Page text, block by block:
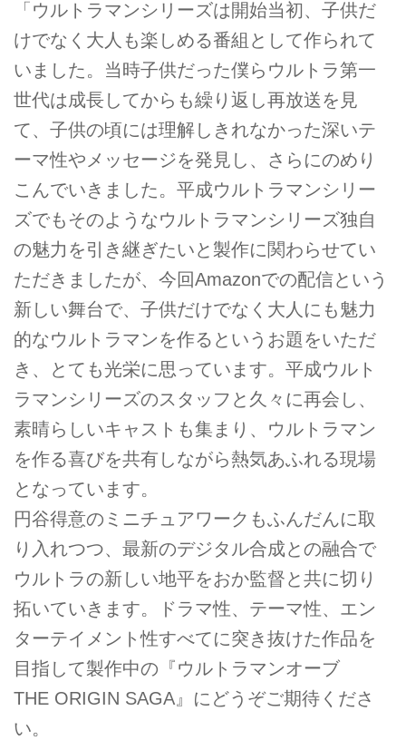
「ウルトラマンシリーズは開始当初、子供だ
けでなく大人も楽しめる番組として作られて
いました。当時子供だった僕らウルトラ第一
世代は成長してからも繰り返し再放送を見
て、子供の頃には理解しきれなかった深いテ
ーマ性やメッセージを発見し、さらにのめり
こんでいきました。平成ウルトラマンシリー
ズでもそのようなウルトラマンシリーズ独自
の魅力を引き継ぎたいと製作に関わらせてい
ただきましたが、今回Amazonでの配信という
新しい舞台で、子供だけでなく大人にも魅力
的なウルトラマンを作るというお題をいただ
き、とても光栄に思っています。平成ウルト
ラマンシリーズのスタッフと久々に再会し、
素晴らしいキャストも集まり、ウルトラマン
を作る喜びを共有しながら熱気あふれる現場
となっています。
円谷得意のミニチュアワークもふんだんに取
り入れつつ、最新のデジタル合成との融合で
ウルトラの新しい地平をおか監督と共に切り
拓いていきます。ドラマ性、テーマ性、エン
ターテイメント性すべてに突き抜けた作品を
目指して製作中の『ウルトラマンオーブ
THE ORIGIN SAGA』にどうぞご期待くださ
い。